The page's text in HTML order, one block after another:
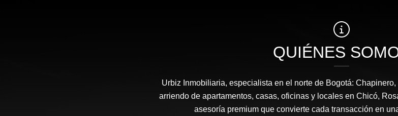
QUIÉNES
Urbiz Inmobiliaria, especialista en el norte de Bogotá:
arriendo de apartamentos, casas, oficinas y locales en Chicó,
asesoría premium que convierte cada transacción en